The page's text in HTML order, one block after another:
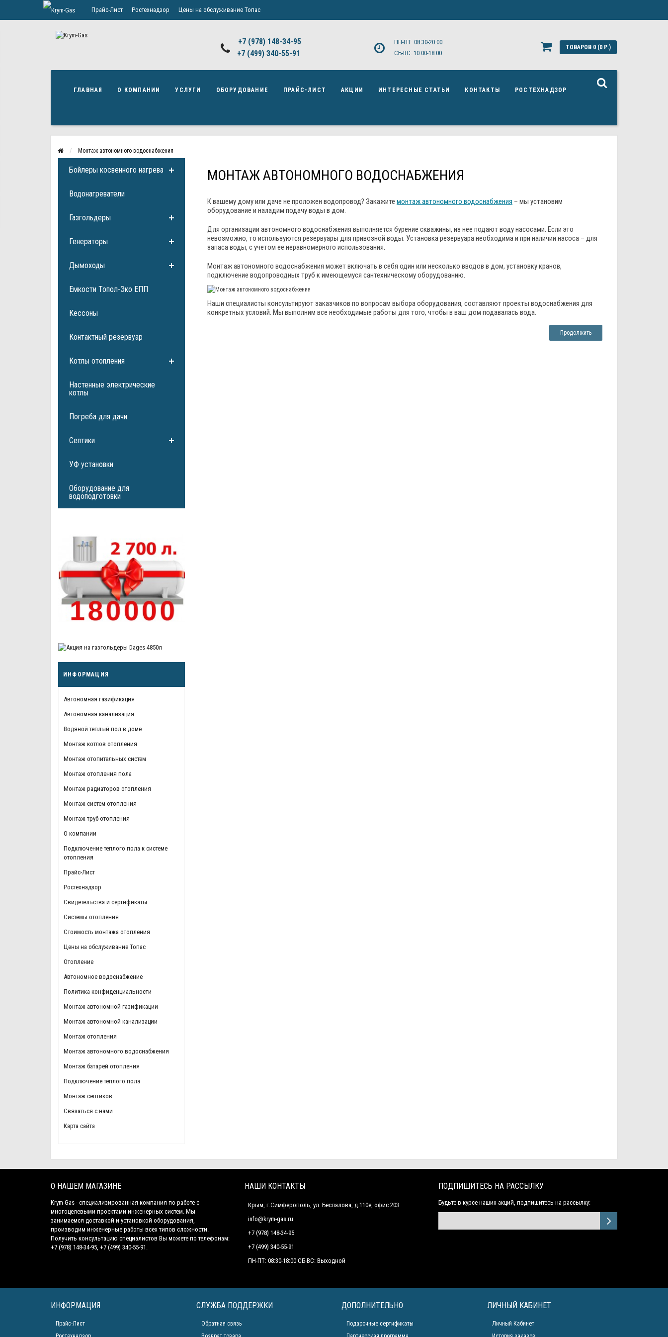
Прайс-Лист Ростехнадзор Цены на обслуживание Топас
+7 (978) 148-34-95
+7 (499) 340-55-91 ​
ПН-ПТ: 08:30-20:00
СБ-ВС: 10:00-18:00
ТОВАРОВ 0 (0 Р.)
ГЛАВНАЯ О КОМПАНИИ УСЛУГИ ОБОРУДОВАНИЕ ПРАЙС-ЛИСТ АКЦИИ ИНТЕРЕСНЫЕ СТАТЬИ КОНТАКТЫ РОСТЕХНАДЗОР
Монтаж автономного водоснабжения
Бойлеры косвенного нагрева
Водонагреватели
Газгольдеры
Генераторы
Дымоходы
Емкости Топол-Эко ЕПП
Кессоны
Контактный резервуар
Котлы отопления
Настенные электрические
котлы
Погреба для дачи
Септики
УФ установки
Оборудование для
водоподготовки
ИНФОРМАЦИЯ
Автономная газификация
Автономная канализация
Водяной теплый пол в доме
Монтаж котлов отопления
Монтаж отопительных систем
Монтаж отопления пола
Монтаж радиаторов отопления
Монтаж систем отопления
Монтаж труб отопления
О компании
Подключение теплого пола к системе
отопления
Прайс-Лист
Ростехнадзор
Свидетельства и сертификаты
Системы отопления
Стоимость монтажа отопления
Цены на обслуживание Топас
Отопление
Автономное водоснабжение
Политика конфиденциальности
Монтаж автономной газификации
Монтаж автономной канализации
Монтаж отопления
Монтаж автономного водоснабжения
Монтаж батарей отопления
Подключение теплого пола
Монтаж септиков
Связаться с нами
Карта сайта
МОНТАЖ АВТОНОМНОГО ВОДОСНАБЖЕНИЯ
К вашему дому или даче не проложен водопровод? Закажите монтаж автономного водоснабжения – мы установим
оборудование и наладим подачу воды в дом.
Для организации автономного водоснабжения выполняется бурение скважины, из нее подают воду насосами. Если это
невозможно, то используются резервуары для привозной воды. Установка резервуара необходима и при наличии насоса – для
запаса воды, с учетом ее неравномерного использования.
Монтаж автономного водоснабжения может включать в себя один или несколько вводов в дом, установку кранов,
подключение водопроводных труб к имеющемуся сантехническому оборудованию.
Наши специалисты консультируют заказчиков по вопросам выбора оборудования, составляют проекты водоснабжения для
конкретных условий. Мы выполним все необходимые работы для того, чтобы в ваш дом подавалась вода.
Продолжить
О НАШЕМ МАГАЗИНЕ
Krym Gas - специализированная компания по работе с
многоцелевыми проектами инженерных систем. Мы
занимаемся доставкой и установкой оборудования,
производим инженерные работы всех типов сложности.
Получить консультацию специалистов Вы можете по телефонам:
+7 (978) 148-34-95, +7 (499) 340-55-91.
НАШИ КОНТАКТЫ
Крым, г.Симферополь, ул. Беспалова, д.110е, офис 203
info@krym-gas.ru
+7 (978) 148-34-95
+7 (499) 340-55-91 ​
ПН-ПТ: 08:30-18:00 СБ-ВС: Выходной
ПОДПИШИТЕСЬ НА РАССЫЛКУ
Будьте в курсе наших акций, подпишитесь на рассылку:
ИНФОРМАЦИЯ
Прайс-Лист
СЛУЖБА ПОДДЕРЖКИ
Обратная связь
ДОПОЛНИТЕЛЬНО
Подарочные сертификаты
ЛИЧНЫЙ КАБИНЕТ
Личный Кабинет